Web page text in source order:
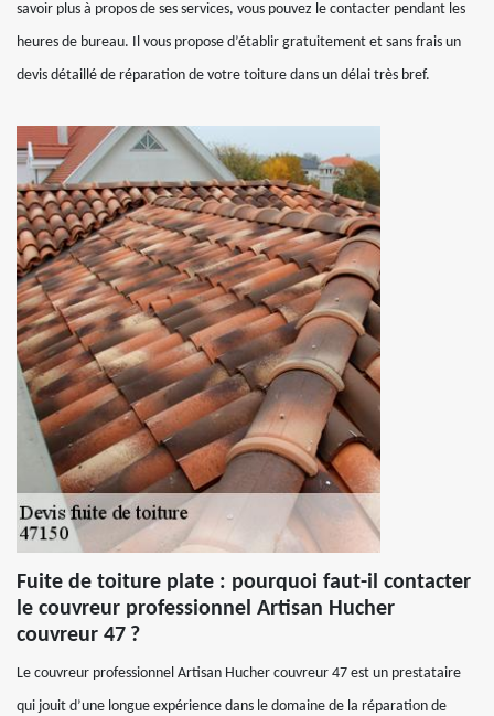
savoir plus à propos de ses services, vous pouvez le contacter pendant les
heures de bureau. Il vous propose d’établir gratuitement et sans frais un
devis détaillé de réparation de votre toiture dans un délai très bref.
Fuite de toiture plate : pourquoi faut-il contacter
le couvreur professionnel Artisan Hucher
couvreur 47 ?
Le couvreur professionnel Artisan Hucher couvreur 47 est un prestataire
qui jouit d’une longue expérience dans le domaine de la réparation de